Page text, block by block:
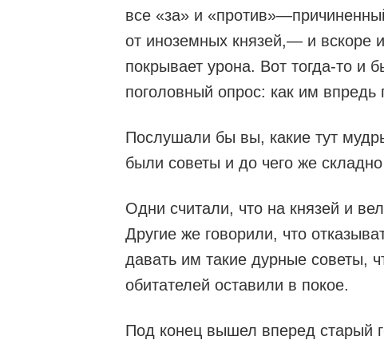
все «за» и
от иноземных князей,— и вскоре
покрывает урона. Вот тогда-то и
поголовный опрос: как им впредь
Послушали бы вы, какие тут
были советы и до чего же
Одни считали, что на князей и
Другие же говорили, что
давать им такие дурные советы,
обитателей оставили в покое.
Под конец вышел вперед старый